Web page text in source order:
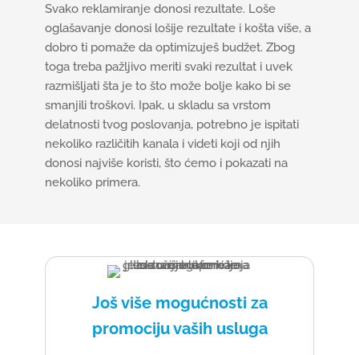
Svako reklamiranje donosi rezultate. Loše
oglašavanje donosi lošije rezultate i košta više, a
dobro ti pomaže da optimizuješ budžet. Zbog
toga treba pažljivo meriti svaki rezultat i uvek
razmišljati šta je to što može bolje kako bi se
smanjili troškovi. Ipak, u skladu sa vrstom
delatnosti tvog poslovanja, potrebno je ispitati
nekoliko različitih kanala i videti koji od njih
donosi najviše koristi, što ćemo i pokazati na
nekoliko primera.
Još više mogućnosti za
promociju vaših usluga